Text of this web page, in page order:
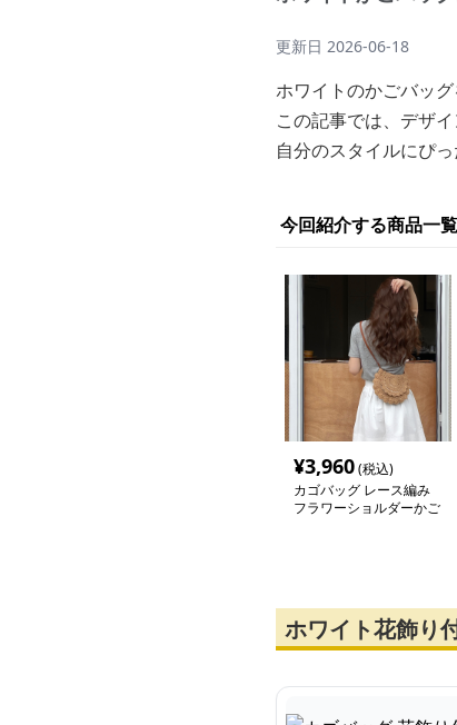
更新日 2026-06-18
ホワイトのかごバッ
この記事では、デザ
自分のスタイルにぴ
今回紹介する商品一覧
¥3,960(税込)
カゴバッグ レース編み
フラワーショルダーかご
ホワイト花飾り